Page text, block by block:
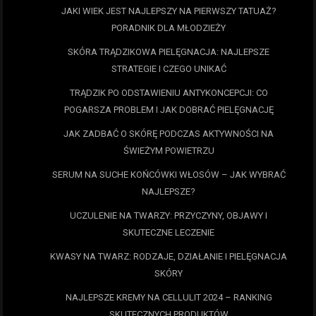
JAKI WIEK JEST NAJLEPSZY NA PIERWSZY TATUAŻ?
PORADNIK DLA MŁODZIEŻY
SKÓRA TRĄDZIKOWA PIELĘGNACJA: NAJLEPSZE
STRATEGIE I CZEGO UNIKAĆ
TRĄDZIK PO ODSTAWIENIU ANTYKONCEPCJI: CO
POGARSZA PROBLEM I JAK DOBRAĆ PIELĘGNACJĘ
JAK ZADBAĆ O SKÓRĘ PODCZAS AKTYWNOŚCI NA
ŚWIEŻYM POWIETRZU
SERUM NA SUCHE KOŃCÓWKI WŁOSÓW – JAK WYBRAĆ
NAJLEPSZE?
UCZULENIE NA TWARZY: PRZYCZYNY, OBJAWY I
SKUTECZNE LECZENIE
KWASY NA TWARZ: RODZAJE, DZIAŁANIE I PIELĘGNACJA
SKÓRY
NAJLEPSZE KREMY NA CELLULIT 2024 – RANKING